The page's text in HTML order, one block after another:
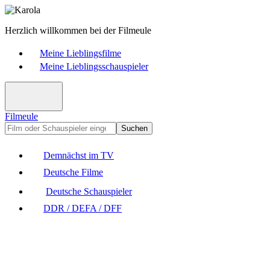
Herzlich willkommen bei der Filmeule
Meine Lieblingsfilme
Meine Lieblingsschauspieler
Filmeule
Suchen
Demnächst im TV
Deutsche Filme
Deutsche Schauspieler
DDR / DEFA / DFF